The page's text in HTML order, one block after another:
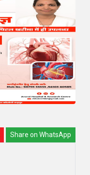
Share on WhatsApp